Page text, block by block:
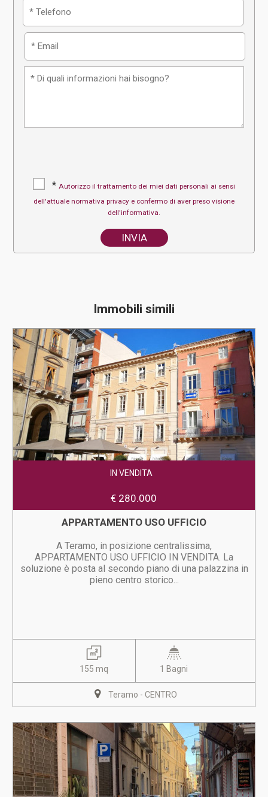
* Autorizzo il trattamento dei miei dati personali ai sensi
dell'attuale normativa privacy e confermo di aver preso visione
dell'informativa.
Immobili simili
IN VENDITA
€ 280.000
APPARTAMENTO USO UFFICIO
A Teramo, in posizione centralissima,
APPARTAMENTO USO UFFICIO IN VENDITA. La
soluzione è posta al secondo piano di una palazzina in
pieno centro storico...
155 mq 1 Bagni
Teramo - CENTRO